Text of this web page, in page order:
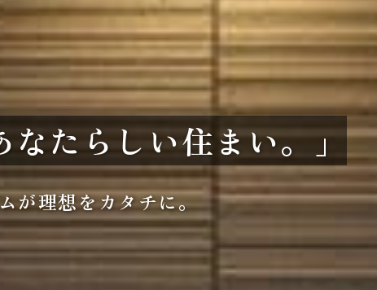
なたらしい住まい。」
が理想をカタチに。